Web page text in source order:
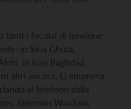
tanti i focolai di tensione
in Siria Ghuta,
in Iraq Baghdad,
altri ancora. Li enumera
al telefono dalla
Shlemon Warduni,